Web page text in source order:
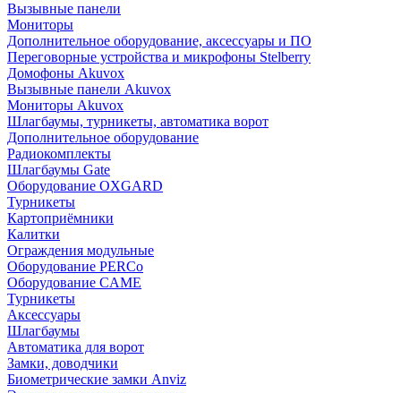
Вызывные панели
Мониторы
Дополнительное оборудование, аксессуары и ПО
Переговорные устройства и микрофоны Stelberry
Домофоны Akuvox
Вызывные панели Akuvox
Мониторы Akuvox
Шлагбаумы, турникеты, автоматика ворот
Дополнительное оборудование
Радиокомплекты
Шлагбаумы Gate
Оборудование OXGARD
Турникеты
Картоприёмники
Калитки
Ограждения модульные
Оборудование PERCo
Оборудование CAME
Турникеты
Аксессуары
Шлагбаумы
Автоматика для ворот
Замки, доводчики
Биометрические замки Anviz